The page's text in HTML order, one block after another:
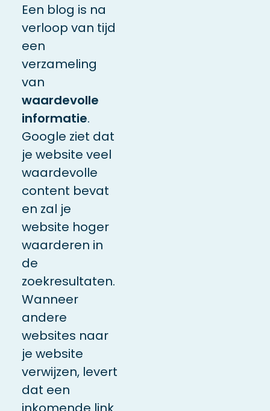
Een blog is na
verloop van tijd
een
verzameling
van
waardevolle
informatie.
Google ziet dat
je website veel
waardevolle
content bevat
en zal je
website hoger
waarderen in
de
zoekresultaten.
Wanneer
andere
websites naar
je website
verwijzen, levert
dat een